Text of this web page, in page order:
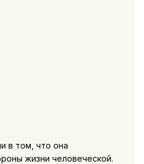
в том, что она
жизни человеческой.